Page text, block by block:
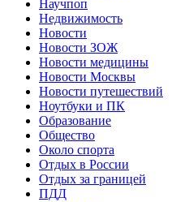
Научпоп
Недвижимость
Новости
Новости ЗОЖ
Новости медицины
Новости Москвы
Новости путешествий
Ноутбуки и ПК
Образование
Общество
Около спорта
Отдых в России
Отдых за границей
ПДД